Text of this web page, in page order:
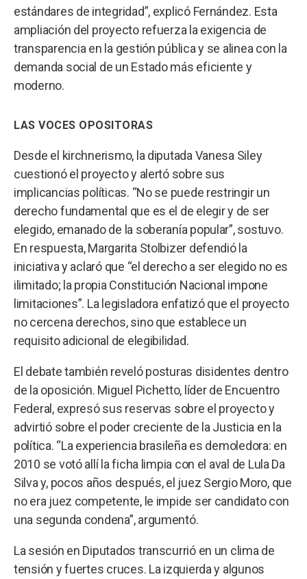
estándares de integridad”, explicó Fernández. Esta
ampliación del proyecto refuerza la exigencia de
transparencia en la gestión pública y se alinea con la
demanda social de un Estado más eficiente y
moderno.
LAS VOCES OPOSITORAS
Desde el kirchnerismo, la diputada Vanesa Siley
cuestionó el proyecto y alertó sobre sus
implicancias políticas. “No se puede restringir un
derecho fundamental que es el de elegir y de ser
elegido, emanado de la soberanía popular”, sostuvo.
En respuesta, Margarita Stolbizer defendió la
iniciativa y aclaró que “el derecho a ser elegido no es
ilimitado; la propia Constitución Nacional impone
limitaciones”. La legisladora enfatizó que el proyecto
no cercena derechos, sino que establece un
requisito adicional de elegibilidad.
El debate también reveló posturas disidentes dentro
de la oposición. Miguel Pichetto, líder de Encuentro
Federal, expresó sus reservas sobre el proyecto y
advirtió sobre el poder creciente de la Justicia en la
política. “La experiencia brasileña es demoledora: en
2010 se votó allí la ficha limpia con el aval de Lula Da
Silva y, pocos años después, el juez Sergio Moro, que
no era juez competente, le impide ser candidato con
una segunda condena”, argumentó.
La sesión en Diputados transcurrió en un clima de
tensión y fuertes cruces. La izquierda y algunos